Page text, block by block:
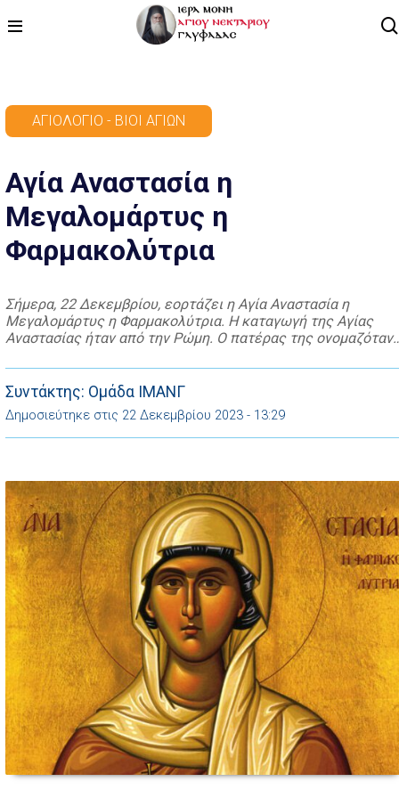
ΠΡΟΓΡΑΜΜΑ
ΒΙΝΤΕΟ
ΑΡΘΡΟΓΡΑΦΙΑ
ΑΓΙΟΛΟΓΙΟ - ΒΙΟΙ ΑΓΙΩΝ
ΕΠΙΚΟΙΝΩΝΙΑ
ΑΓΙΟΛΌΓΙΟ - ΒΊΟΙ ΑΓΊΩΝ
Αγία Αναστασία η
Μεγαλομάρτυς η
Φαρμακολύτρια
Σήμερα, 22 Δεκεμβρίου, εορτάζει η Αγία Αναστασία η
Μεγαλομάρτυς η Φαρμακολύτρια. Η καταγωγή της Αγίας
Αναστασίας ήταν από την Ρώμη. Ο πατέρας της ονομαζόταν
της την έλεγαν Φαύστα. Η Αναστασία διακρινόταν για την
ομορφιά του σώματος, τη μόρφωση, το άμεμπτο ήθος και τη
σωφροσύνη της. Παντρεύτηκε σε […]
Συντάκτης: Ομάδα ΙΜΑΝΓ
Δημοσιεύτηκε στις 22 Δεκεμβρίου 2023 - 13:29